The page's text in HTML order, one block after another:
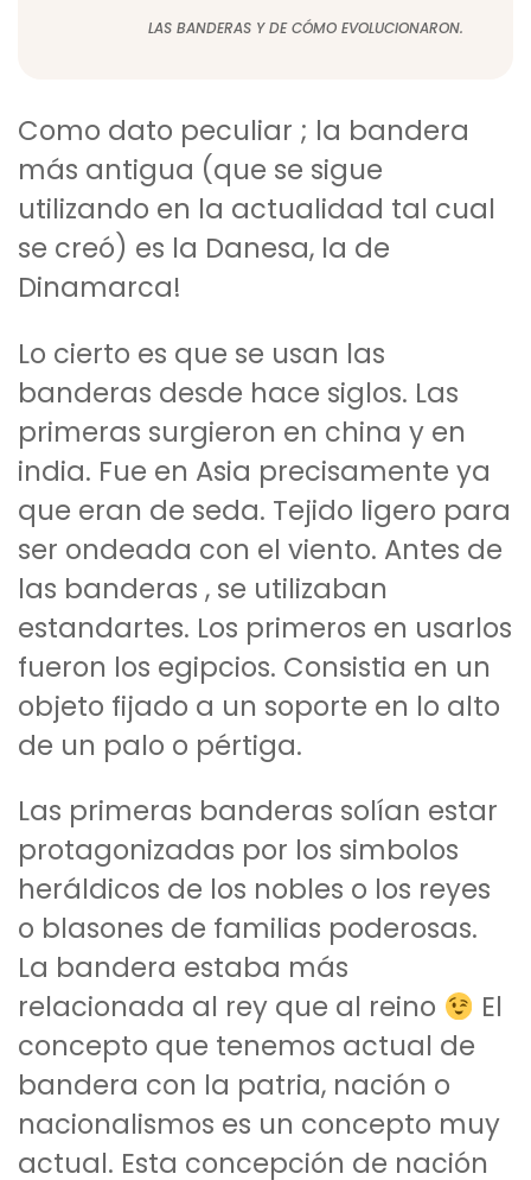
LAS BANDERAS Y DE CÓMO EVOLUCIONARON.
Como dato peculiar ; la bandera
más antigua (que se sigue
utilizando en la actualidad tal cual
se creó) es la Danesa, la de
Dinamarca!
Lo cierto es que se usan las
banderas desde hace siglos. Las
primeras surgieron en china y en
india. Fue en Asia precisamente ya
que eran de seda. Tejido ligero para
ser ondeada con el viento. Antes de
las banderas , se utilizaban
estandartes. Los primeros en usarlos
fueron los egipcios. Consistia en un
objeto fijado a un soporte en lo alto
de un palo o pértiga.
Las primeras banderas solían estar
protagonizadas por los simbolos
heráldicos de los nobles o los reyes
o blasones de familias poderosas.
La bandera estaba más
relacionada al rey que al reino
El
concepto que tenemos actual de
bandera con la patria, nación o
nacionalismos es un concepto muy
actual. Esta concepción de nación